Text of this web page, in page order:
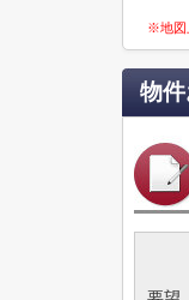
※地図
物